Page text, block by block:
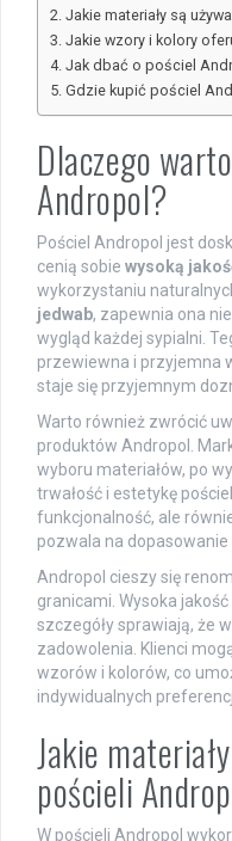
Jakie materiały są
Jakie wzory i kolory
Jak dbać o pościel
Gdzie kupić pościel
Dlaczego
Andropol?
Pościel Andropol jest
cenią sobie wysoką
wykorzystaniu
jedwab, zapewnia ona
wygląd każdej sypialni.
przewiewna i przyjemna
staje się przyjemnym
Warto również zwrócić
produktów Andropol.
wyboru materiałów, po
trwałość i estetykę
funkcjonalność, ale
pozwala na
Andropol cieszy się
granicami. Wysoka
szczegóły sprawiają, że
zadowolenia. Klienci
wzorów i kolorów, co
indywidualnych
Jakie
pościeli
W pościeli Andropol